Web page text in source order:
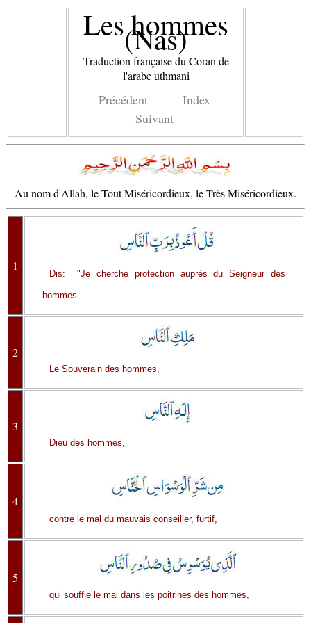
Les hommes
(Nas)
Traduction française du Coran de
l'arabe uthmani
Précédent
Index
Suivant
Au nom d'Allah, le Tout Miséricordieux, le Très Miséricordieux.
1
Dis: "Je cherche protection auprès du Seigneur des
hommes.
2
Le Souverain des hommes,
3
Dieu des hommes,
4
contre le mal du mauvais conseiller, furtif,
5
qui souffle le mal dans les poitrines des hommes,